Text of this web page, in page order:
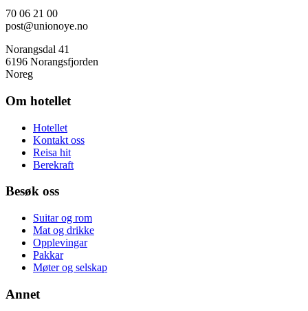
70 06 21 00
post@unionoye.no
Norangsdal 41
6196 Norangsfjorden
Noreg
Om hotellet
Hotellet
Kontakt oss
Reisa hit
Berekraft
Besøk oss
Suitar og rom
Mat og drikke
Opplevingar
Pakkar
Møter og selskap
Annet